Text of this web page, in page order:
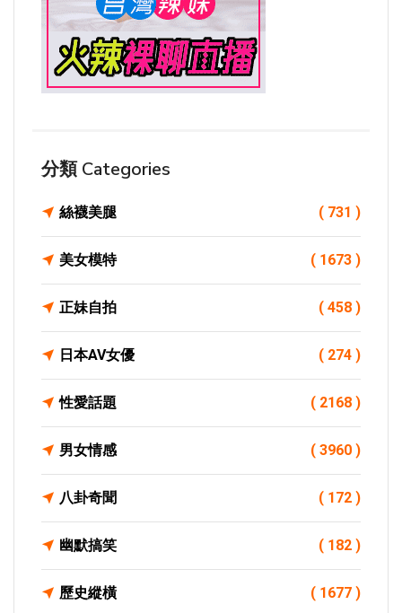
分類 Categories
絲襪美腿 ( 731 )
美女模特 ( 1673 )
正妹自拍 ( 458 )
日本AV女優 ( 274 )
性愛話題 ( 2168 )
男女情感 ( 3960 )
八卦奇聞 ( 172 )
幽默搞笑 ( 182 )
歷史縱橫 ( 1677 )